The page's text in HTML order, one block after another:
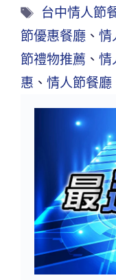
台中情人節
節優惠餐廳 、 情
節禮物推薦 、 情
惠 、 情人節餐廳